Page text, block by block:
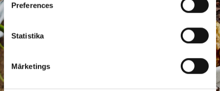
Preferences
Statistika
Mārketings